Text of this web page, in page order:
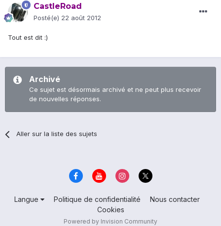
CastleRoad
Posté(e) 22 août 2012
Tout est dit :)
Archivé
Ce sujet est désormais archivé et ne peut plus recevoir
de nouvelles réponses.
Aller sur la liste des sujets
Langue Politique de confidentialité
Nous contacter
Cookies
Powered by Invision Community